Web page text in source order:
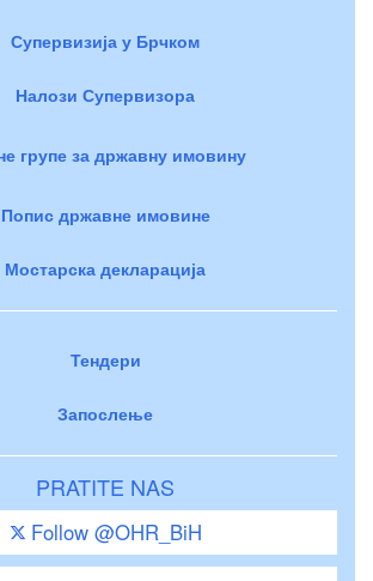
Супервизија у Брчком
Налози Супервизора
групе за државну имовину
Попис државне имовине
Мостарска декларација
Тендери
Запослење
PRATITE NAS
Follow @OHR_BiH